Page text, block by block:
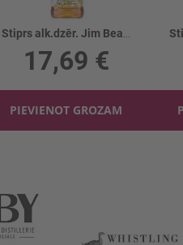
Stiprs alk.dzēr. Jim Beam Honey 32.5%
17,69 €
PIEVIENOT GROZAM